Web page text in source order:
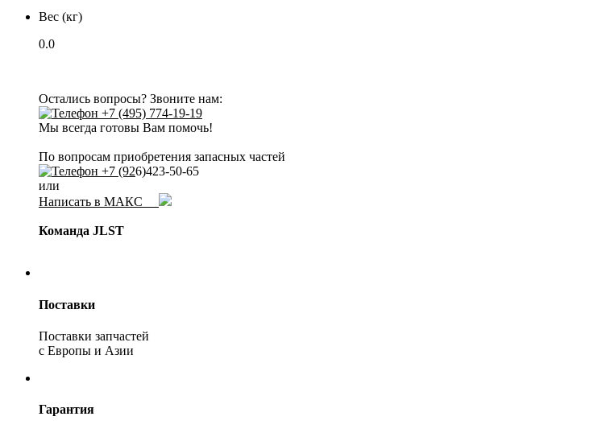
Вес (кг)
0.0
Остались вопросы? Звоните нам:
+7 (495) 774-19-19
Мы всегда готовы Вам помочь!
По вопросам приобретения запасных частей
+7 (926)423-50-65
или
Написать в МАКС
Команда JLST
Поставки
Поставки запчастей
с Европы и Азии
Гарантия